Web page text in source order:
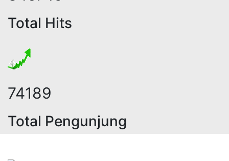
Total Hits
92118
Total Pengunjung